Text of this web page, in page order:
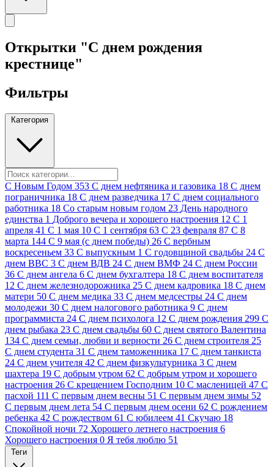
Открытки "С днем рождения
крестнице"
Фильтры
Категория
C Новым Годом 353 C днем нефтяника и газовика 18 C днем
пограничника 18 C днем разведчика 17 C днем социального
работника 18 Cо старым новым годом 23 День народного
единства 1 Доброго вечера и хорошего настроения 12 С 1
апреля 41 С 1 мая 10 С 1 сентября 63 С 23 февраля 87 С 8
марта 144 С 9 мая (с днем победы) 26 С вербным
воскресеньем 33 С выпускным 1 С годовщиной свадьбы 24 С
днем ВВС 3 С днем ВДВ 24 С днем ВМФ 24 С днем России
36 С днем ангела 6 С днем бухгалтера 18 С днем воспитателя
12 С днем железнодорожника 25 С днем кадровика 18 С днем
матери 50 С днем медика 33 С днем медсестры 24 С днем
молодежи 30 С днем налогового работника 9 С днем
программиста 24 С днем психолога 12 С днем рождения 299 С
днем рыбака 23 С днем свадьбы 60 С днем святого Валентина
134 С днем семьи, любви и верности 26 С днем строителя 25
С днем студента 31 С днем таможенника 17 С днем танкиста
24 С днем учителя 42 С днем физкультурника 3 С днем
шахтера 19 С добрым утром 62 С добрым утром и хорошего
настроения 26 С крещением Господним 10 С масленицей 47 С
пасхой 111 С первым днем весны 51 С первым днем зимы 52
С первым днем лета 54 С первым днем осени 62 С рождением
ребенка 42 С рождеством 61 С юбилеем 41 Скучаю 18
Спокойной ночи 72 Хорошего летнего настроения 6
Хорошего настроения 0 Я тебя люблю 51
Теги